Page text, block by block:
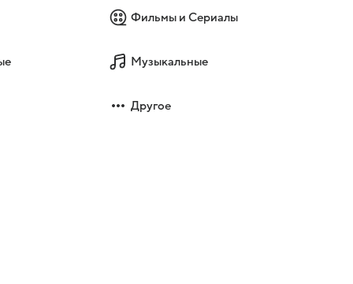
Фильмы и Сериалы
Музыкальные
Другое